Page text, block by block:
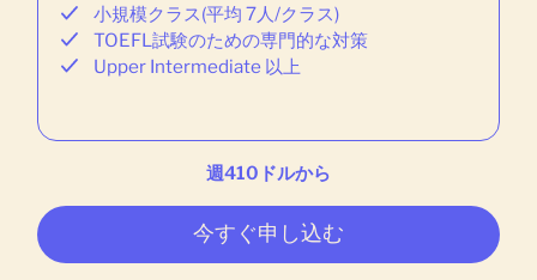
小規模クラス(平均 7人/クラス)
TOEFL試験のための専門的な対策
Upper Intermediate 以上
週410ドルから
今すぐ申し込む